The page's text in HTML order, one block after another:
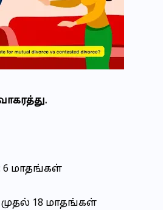
6 மாதங்கள்
18 மாதங்கள்